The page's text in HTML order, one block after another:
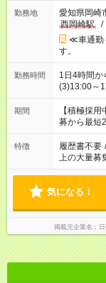
勤務地
愛知県岡崎
西岡崎駅
/
≪車通勤
す。
勤務時間
1日4時間からOK！ ■シフト例 (1)8:00
(3)13:00～17:00 「子どもたちが学校に行く
「余裕を持
はプライ
いね。 ※Wワーク希望の方へ 今ご覧のお仕事で希望する勤務時
間と、もう
場合は応募
期間
【積極採
募から最短
特徴 履歴書不要 /
上の大量募
気になる！
掲載元企業名